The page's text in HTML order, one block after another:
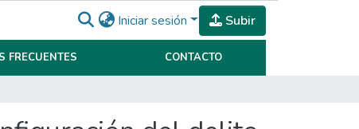
Iniciar sesión Subir
FRECUENTES CONTACTO